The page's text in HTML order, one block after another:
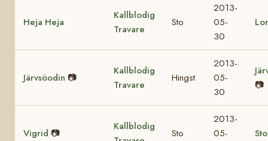
Heja Heja
Kallblodig
Travare
Sto
2013-
05-
30
Järvsöodin 📷
Kallblodig
Travare
Hingst
2013-
05-
30
📷
Vigrid 📷
Kallblodig
Sto
2013-
05-